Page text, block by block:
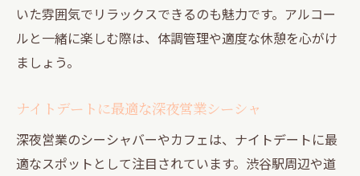
いた雰囲気でリラックスできるのも魅力です。アルコー
ルと一緒に楽しむ際は、体調管理や適度な休憩を心がけ
ましょう。
ナイトデートに最適な深夜営業シーシャ
深夜営業のシーシャバーやカフェは、ナイトデートに最
適なスポットとして注目されています。渋谷駅周辺や道